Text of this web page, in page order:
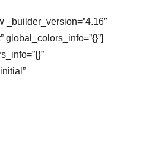
_builder_version=”4.16″
global_colors_info=”{}”]